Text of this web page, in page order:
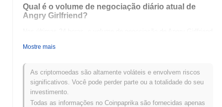
Qual é o volume de negociação diário atual de
Angry Girlfriend?
Girlfriend?
Máxima Histórica (ATH):€0.000252
Mínima Histórica (ATL):
Mostre mais
As criptomoedas são altamente voláteis e envolvem riscos
significativos. Você pode perder parte ou a totalidade do seu
investimento.
Todas as informações no Coinpaprika são fornecidas apenas